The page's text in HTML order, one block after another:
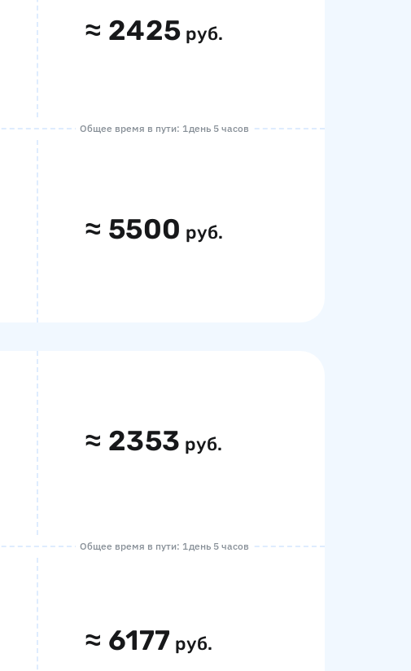
≈ 2425 руб.
Общее время в пути: 1 день 5 часов
≈ 5500 руб.
≈ 2353 руб.
Общее время в пути: 1 день 5 часов
≈ 6177 руб.